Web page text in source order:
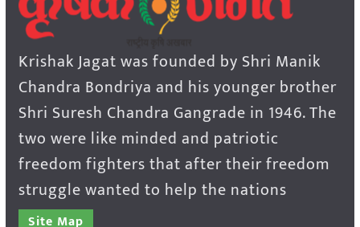
Krishak Jagat was founded by Shri Manik
Chandra Bondriya and his younger brother
Shri Suresh Chandra Gangrade in 1946. The
two were like minded and patriotic
freedom fighters that after their freedom
struggle wanted to help the nations
Site Map